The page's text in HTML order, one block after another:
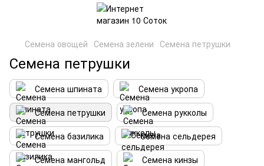
Семена овощей Семена зелени Семена петрушки
Семена петрушки
Семена шпината
Семена укропа
Семена петрушки
Семена рукколы
Семена базилика
Семена сельдерея
Семена мангольд
Семена кинзы